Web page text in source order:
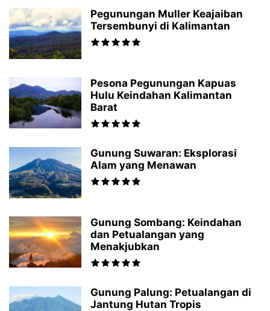
Pegunungan Muller Keajaiban
Tersembunyi di Kalimantan
Pesona Pegunungan Kapuas
Hulu Keindahan Kalimantan
Barat
Gunung Suwaran: Eksplorasi
Alam yang Menawan
Gunung Sombang: Keindahan
dan Petualangan yang
Menakjubkan
Gunung Palung: Petualangan di
Jantung Hutan Tropis